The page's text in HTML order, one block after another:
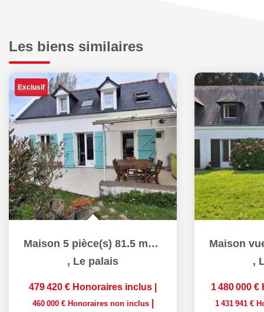
Les biens similaires
Exclusif
Maison 5 pièce(s) 81.5 m2 Le Palais
, Le palais
479 420 € Honoraires inclus
460 000 € Honoraires non inclus
,
1 480 000 €
1 431 941 €